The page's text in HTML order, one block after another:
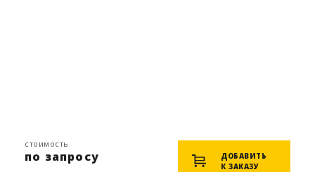
стоимость
по запросу
ДОБАВИТЬ
К ЗАКАЗУ